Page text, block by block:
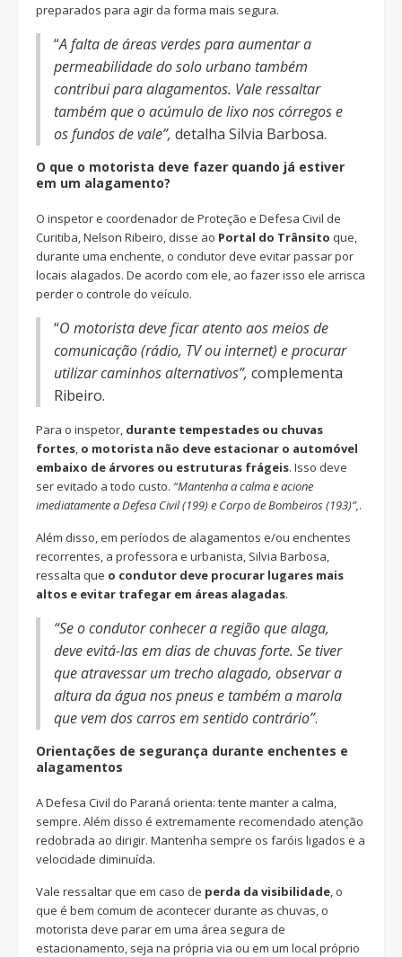
preparados para agir da forma mais segura.
“A falta de áreas verdes para aumentar a
permeabilidade do solo urbano também
contribui para alagamentos. Vale ressaltar
também que o acúmulo de lixo nos córregos e
os fundos de vale”, detalha Silvia Barbosa.
O que o motorista deve fazer quando já estiver
em um alagamento?
O inspetor e coordenador de Proteção e Defesa Civil de
Curitiba, Nelson Ribeiro, disse ao Portal do Trânsito que,
durante uma enchente, o condutor deve evitar passar por
locais alagados. De acordo com ele, ao fazer isso ele arrisca
perder o controle do veículo.
“O motorista deve ficar atento aos meios de
comunicação (rádio, TV ou internet) e procurar
utilizar caminhos alternativos”, complementa
Ribeiro.
Para o inspetor, durante tempestades ou chuvas
fortes, o motorista não deve estacionar o automóvel
embaixo de árvores ou estruturas frágeis. Isso deve
ser evitado a todo custo. “Mantenha a calma e acione
imediatamente a Defesa Civil (199) e Corpo de Bombeiros (193)”,.
Além disso, em períodos de alagamentos e/ou enchentes
recorrentes, a professora e urbanista, Silvia Barbosa,
ressalta que o condutor deve procurar lugares mais
altos e evitar trafegar em áreas alagadas.
“Se o condutor conhecer a região que alaga,
deve evitá-las em dias de chuvas forte. Se tiver
que atravessar um trecho alagado, observar a
altura da água nos pneus e também a marola
que vem dos carros em sentido contrário”.
Orientações de segurança durante enchentes e
alagamentos
A Defesa Civil do Paraná orienta: tente manter a calma,
sempre. Além disso é extremamente recomendado atenção
redobrada ao dirigir. Mantenha sempre os faróis ligados e a
velocidade diminuída.
Vale ressaltar que em caso de perda da visibilidade, o
que é bem comum de acontecer durante as chuvas, o
motorista deve parar em uma área segura de
estacionamento, seja na própria via ou em um local próprio